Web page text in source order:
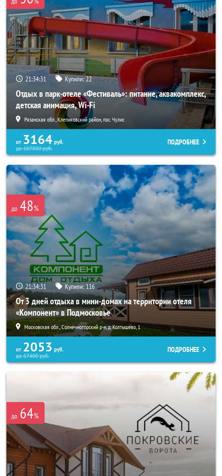
21:34:30 Купили:22
Отдых в парк-отеле «Фестиваль»: питание, аквакомплекс,
детская анимация, Wi-Fi
Рязанская обл., Клепиковский район, пос. Чулис
от 3164 руб.
до107880руб.
ПОДРОБНЕЕ
до 48%
21:34:30 Купили: 116
От 3 дней отдыха в мини-домах на территории отеля
«Компонент» в Подмосковье
Московская обл., Солнечногорский р-н, д. Колтышево, 1
от 2053 руб.
до67400руб.
ПОДРОБНЕЕ
до 64%